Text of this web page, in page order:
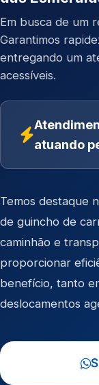
Em busca de um
Garantimos
entregando um
acessíveis.
atuando
Temos destaque
de guincho de
caminhão e
proporcionar
benefício, tanto
deslocamentos